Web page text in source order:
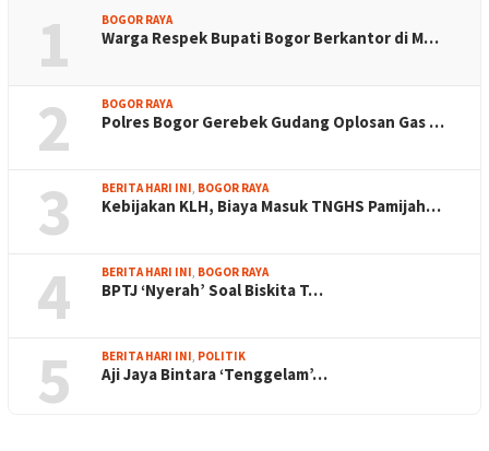
1 BOGOR RAYA
Warga Respek Bupati Bogor Berkantor di M…
2 BOGOR RAYA
Polres Bogor Gerebek Gudang Oplosan Gas …
3 BERITA HARI INI BOGOR RAYA
Kebijakan KLH, Biaya Masuk TNGHS Pamijah…
4 BERITA HARI INI BOGOR RAYA
BPTJ ‘Nyerah’ Soal Biskita T…
5 BERITA HARI INI POLITIK
Aji Jaya Bintara ‘Tenggelam’…